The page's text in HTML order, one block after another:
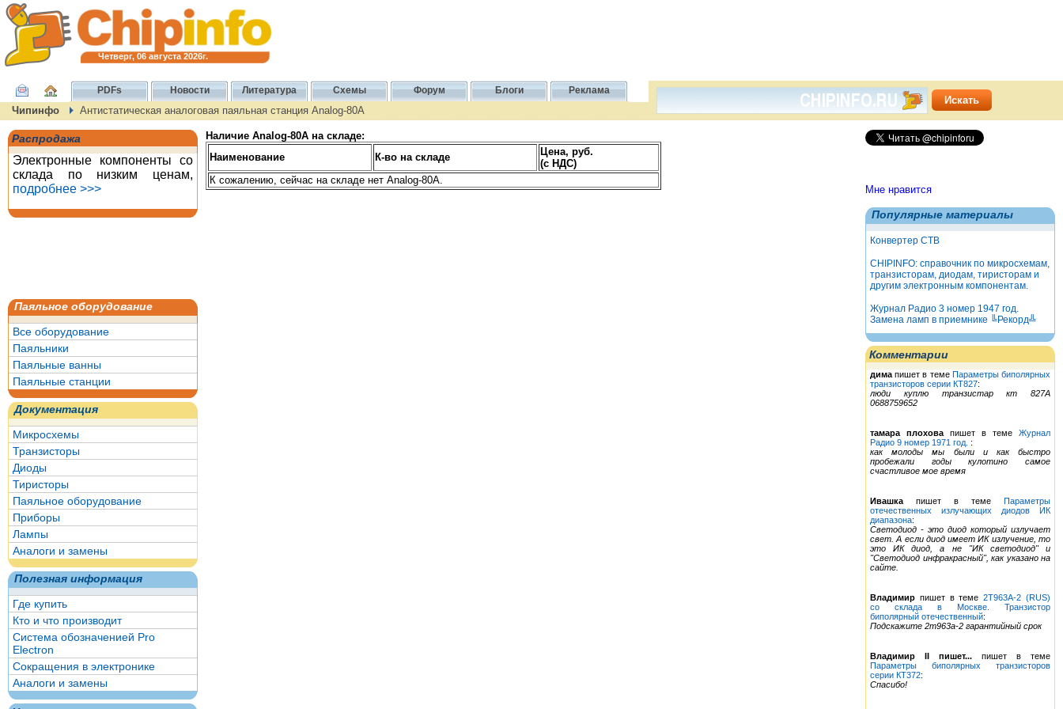
Четверг, 06 августа 2026г.
PDFs Новости Литература Схемы Форум Блоги Реклама
Чипинфо Антистатическая аналоговая паяльная станция Analog-80A
Распродажа
Электронные компоненты со
склада по низким ценам,
подробнее >>>
Паяльное оборудование
Все оборудование
Паяльники
Паяльные ванны
Паяльные станции
Документация
Микросхемы
Транзисторы
Диоды
Тиристоры
Паяльное оборудование
Приборы
Лампы
Аналоги и замены
Полезная информация
Где купить
Кто и что производит
Система обозначенией Pro
Electron
Сокращения в электронике
Аналоги и замены
Мне нравится
Популярные материалы
Конвертер СТВ
CHIPINFO: справочник по микросхемам,
транзисторам, диодам, тиристорам и
другим электронным компонентам.
Журнал Радио 3 номер 1947 год.
Замена ламп в приемнике ╚Рекорд╩
Комментарии
дима пишет в теме Параметры биполярных
транзисторов серии КТ827:
люди куплю транзистар кт 827А
0688759652
тамара плохова пишет в теме Журнал
Радио 9 номер 1971 год. :
как молоды мы были и как быстро
пробежали годы кулотино самое
счастливое мое время
Ивашка пишет в теме Параметры
отечественных излучающих диодов ИК
диапазона:
Светодиод - это диод который излучает
свет. А если диод имеет ИК излучение, то
это ИК диод, а не "ИК светодиод" и
"Светодиод инфракрасный", как указано на
сайте.
Владимир пишет в теме2Т963А-2 (RUS)
со склада в Москве. Транзистор
биполярный отечественный:
Подскажите 2т963а-2 гарантийный срок
Владимир II пишет... пишет в теме
Параметры биполярных транзисторов
серии КТ372:
Спасибо!
Наличие Analog-80A на складе:
Наименование
К-во на складе
Цена, руб.
(с НДС)
К сожалению, сейчас на складе нет Analog-80A.